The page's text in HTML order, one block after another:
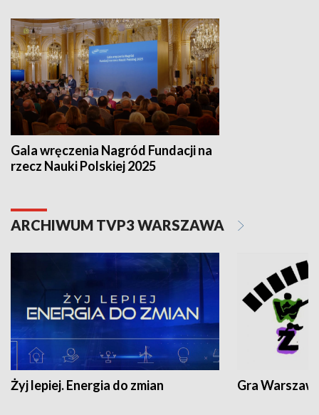
Gala wręczenia Nagród Fundacji na
rzecz Nauki Polskiej 2025
ARCHIWUM TVP3 WARSZAWA
Żyj lepiej. Energia do zmian Gra